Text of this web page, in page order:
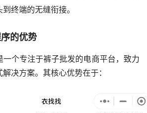
终端的无缝衔接。
的优势
一个专注于裤子批发的电商平台，致力
决方案。其核心优势在于：